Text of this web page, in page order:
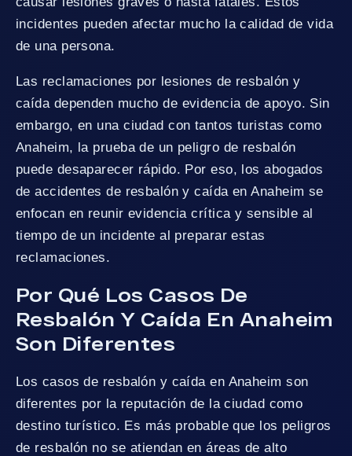
incidentes pueden afectar mucho la calidad de vida
de una persona.
Las reclamaciones por lesiones de resbalón y
caída dependen mucho de evidencia de apoyo. Sin
embargo, en una ciudad con tantos turistas como
Anaheim, la prueba de un peligro de resbalón
puede desaparecer rápido. Por eso, los abogados
de accidentes de resbalón y caída en Anaheim se
enfocan en reunir evidencia crítica y sensible al
tiempo de un incidente al preparar estas
reclamaciones.
Por Qué Los Casos De
Resbalón Y Caída En Anaheim
Son Diferentes
Los casos de resbalón y caída en Anaheim son
diferentes por la reputación de la ciudad como
destino turístico. Es más probable que los peligros
de resbalón no se atiendan en áreas de alto